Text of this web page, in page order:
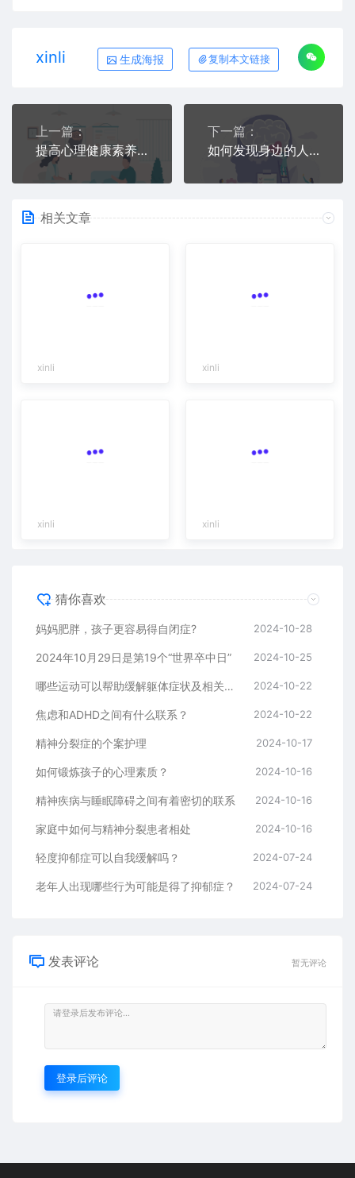
xinli 生成海报 复制本文链接
上一篇：
提高心理健康素养 培育积极社会心态
下一篇：
如何发现身边的人有自杀风险？
相关文章
xinli xinli
xinli xinli
猜你喜欢
妈妈肥胖，孩子更容易得自闭症? 2024-10-28
2024年10月29日是第19个“世界卒中日” 2024-10-25
哪些运动可以帮助缓解躯体症状及相关障碍 2024-10-22
焦虑和ADHD之间有什么联系？ 2024-10-22
精神分裂症的个案护理 2024-10-17
如何锻炼孩子的心理素质？ 2024-10-16
精神疾病与睡眠障碍之间有着密切的联系 2024-10-16
家庭中如何与精神分裂患者相处 2024-10-16
轻度抑郁症可以自我缓解吗？ 2024-07-24
老年人出现哪些行为可能是得了抑郁症？ 2024-07-24
发表评论 暂无评论
登录后评论